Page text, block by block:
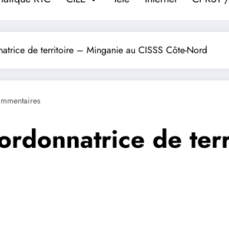
de territoire – Minganie au CISSS Côte-Nord
de